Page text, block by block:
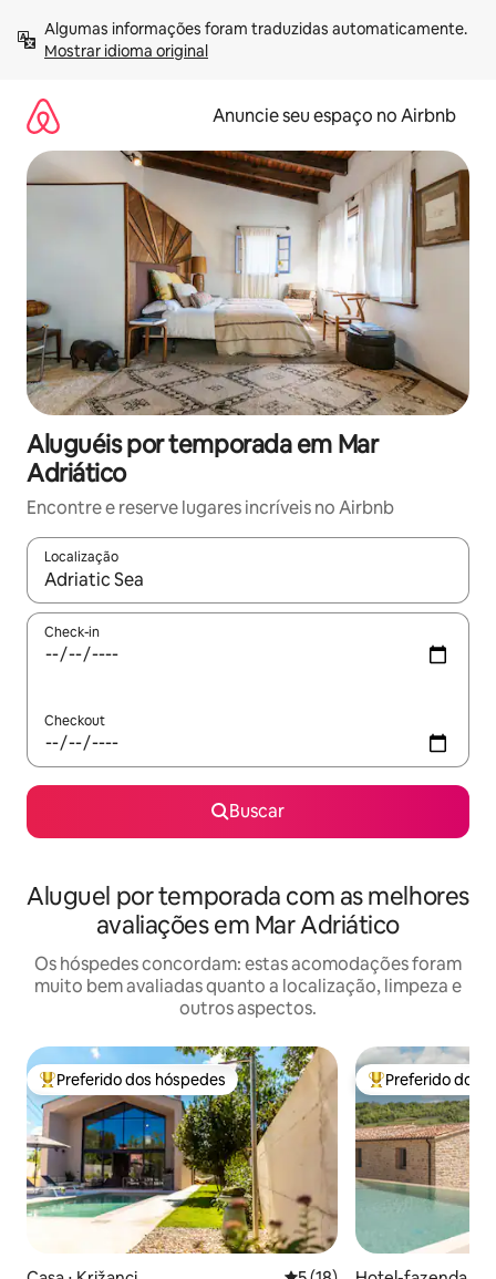
para
Mostrar idioma original
Anuncie seu espaço no Airbnb
Aluguéis por temporada em Mar
Adriático
Encontre e reserve lugares incríveis no Airbnb
Localização
Quando os resultados estiverem disponíveis, explore-os
Check-in
Checkout
Buscar
Aluguel por temporada com as melhores
avaliações em Mar Adriático
Os hóspedes concordam: estas acomodações foram
muito bem avaliadas quanto a localização, limpeza e
outros aspectos.
Entre os melhores preferidos dos hóspedes
Preferido dos hóspedes Entre os
Preferido dos